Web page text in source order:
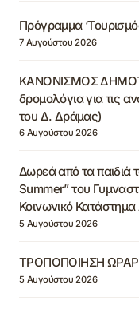
Πρόγραμμα
7 Αυγούστου 2026
ΚΑΝΟΝΙΣΜΟΣ
δρομολόγια για τις
του Δ. Δράμας)
6 Αυγούστου 2026
Δωρεά από τα παιδιά
Summer” του
Κοινωνικό
5 Αυγούστου 2026
ΤΡΟΠΟΠΟΙΗΣΗ
5 Αυγούστου 2026